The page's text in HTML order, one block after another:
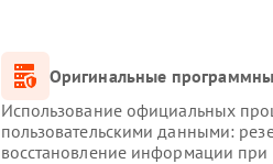
Оригинальные
Использование официальных
пользовательскими данными:
восстановление информации